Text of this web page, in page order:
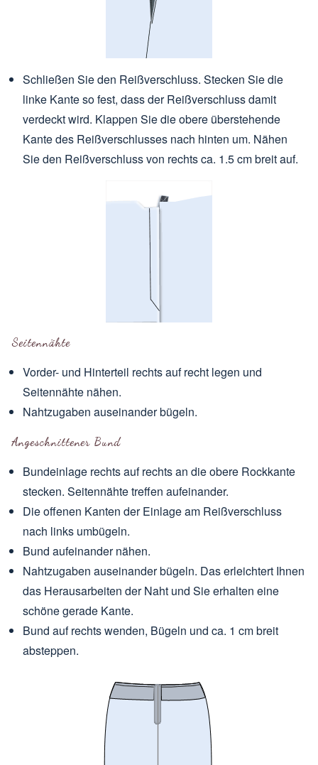
Schließen Sie den Reißverschluss. Stecken Sie die
linke Kante so fest, dass der Reißverschluss damit
verdeckt wird. Klappen Sie die obere überstehende
Kante des Reißverschlusses nach hinten um. Nähen
Sie den Reißverschluss von rechts ca. 1.5 cm breit auf.
Seitennähte
Vorder- und Hinterteil rechts auf recht legen und
Seitennähte nähen.
Nahtzugaben auseinander bügeln.
Angeschnittener Bund
Bundeinlage rechts auf rechts an die obere Rockkante
stecken. Seitennähte treffen aufeinander.
Die offenen Kanten der Einlage am Reißverschluss
nach links umbügeln.
Bund aufeinander nähen.
Nahtzugaben auseinander bügeln. Das erleichtert Ihnen
das Herausarbeiten der Naht und Sie erhalten eine
schöne gerade Kante.
Bund auf rechts wenden, Bügeln und ca. 1 cm breit
absteppen.